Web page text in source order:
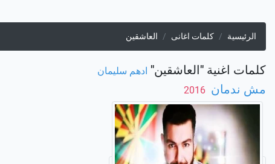
الرئيسية كلمات اغانى العاشقين
كلمات اغنية "العاشقين" ادهم سليمان
مش ندمان